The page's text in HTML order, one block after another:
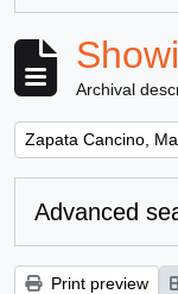
Archival
Remove filter:
Zapata Cancino,
Advanced
Print preview